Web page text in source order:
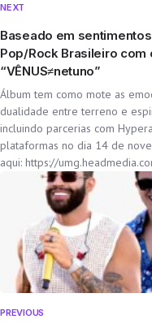
NEXT
Baseado em
Pop/Rock Brasileiro com
“VÊNUS≠netuno”
Álbum tem como mote as
dualidade entre terreno e
incluindo parcerias com
plataformas no dia 14 de
aqui: https://
PREVIOUS